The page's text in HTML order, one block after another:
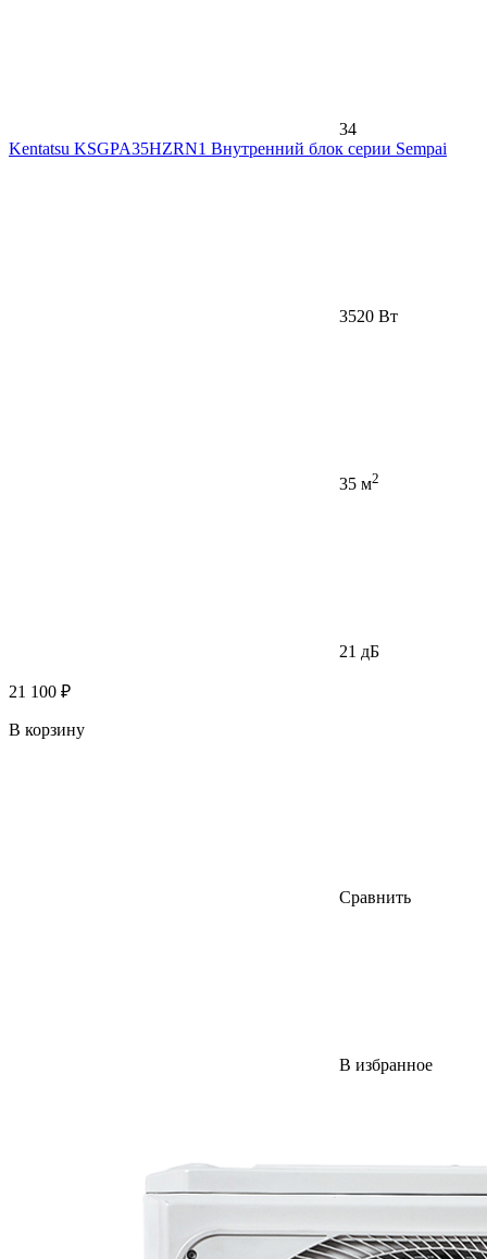
34
Kentatsu KSGPA35HZRN1 Внутренний блок серии Sempai
3520 Вт
35 м2
21 дБ
21 100 ₽
В корзину
Сравнить
В избранное